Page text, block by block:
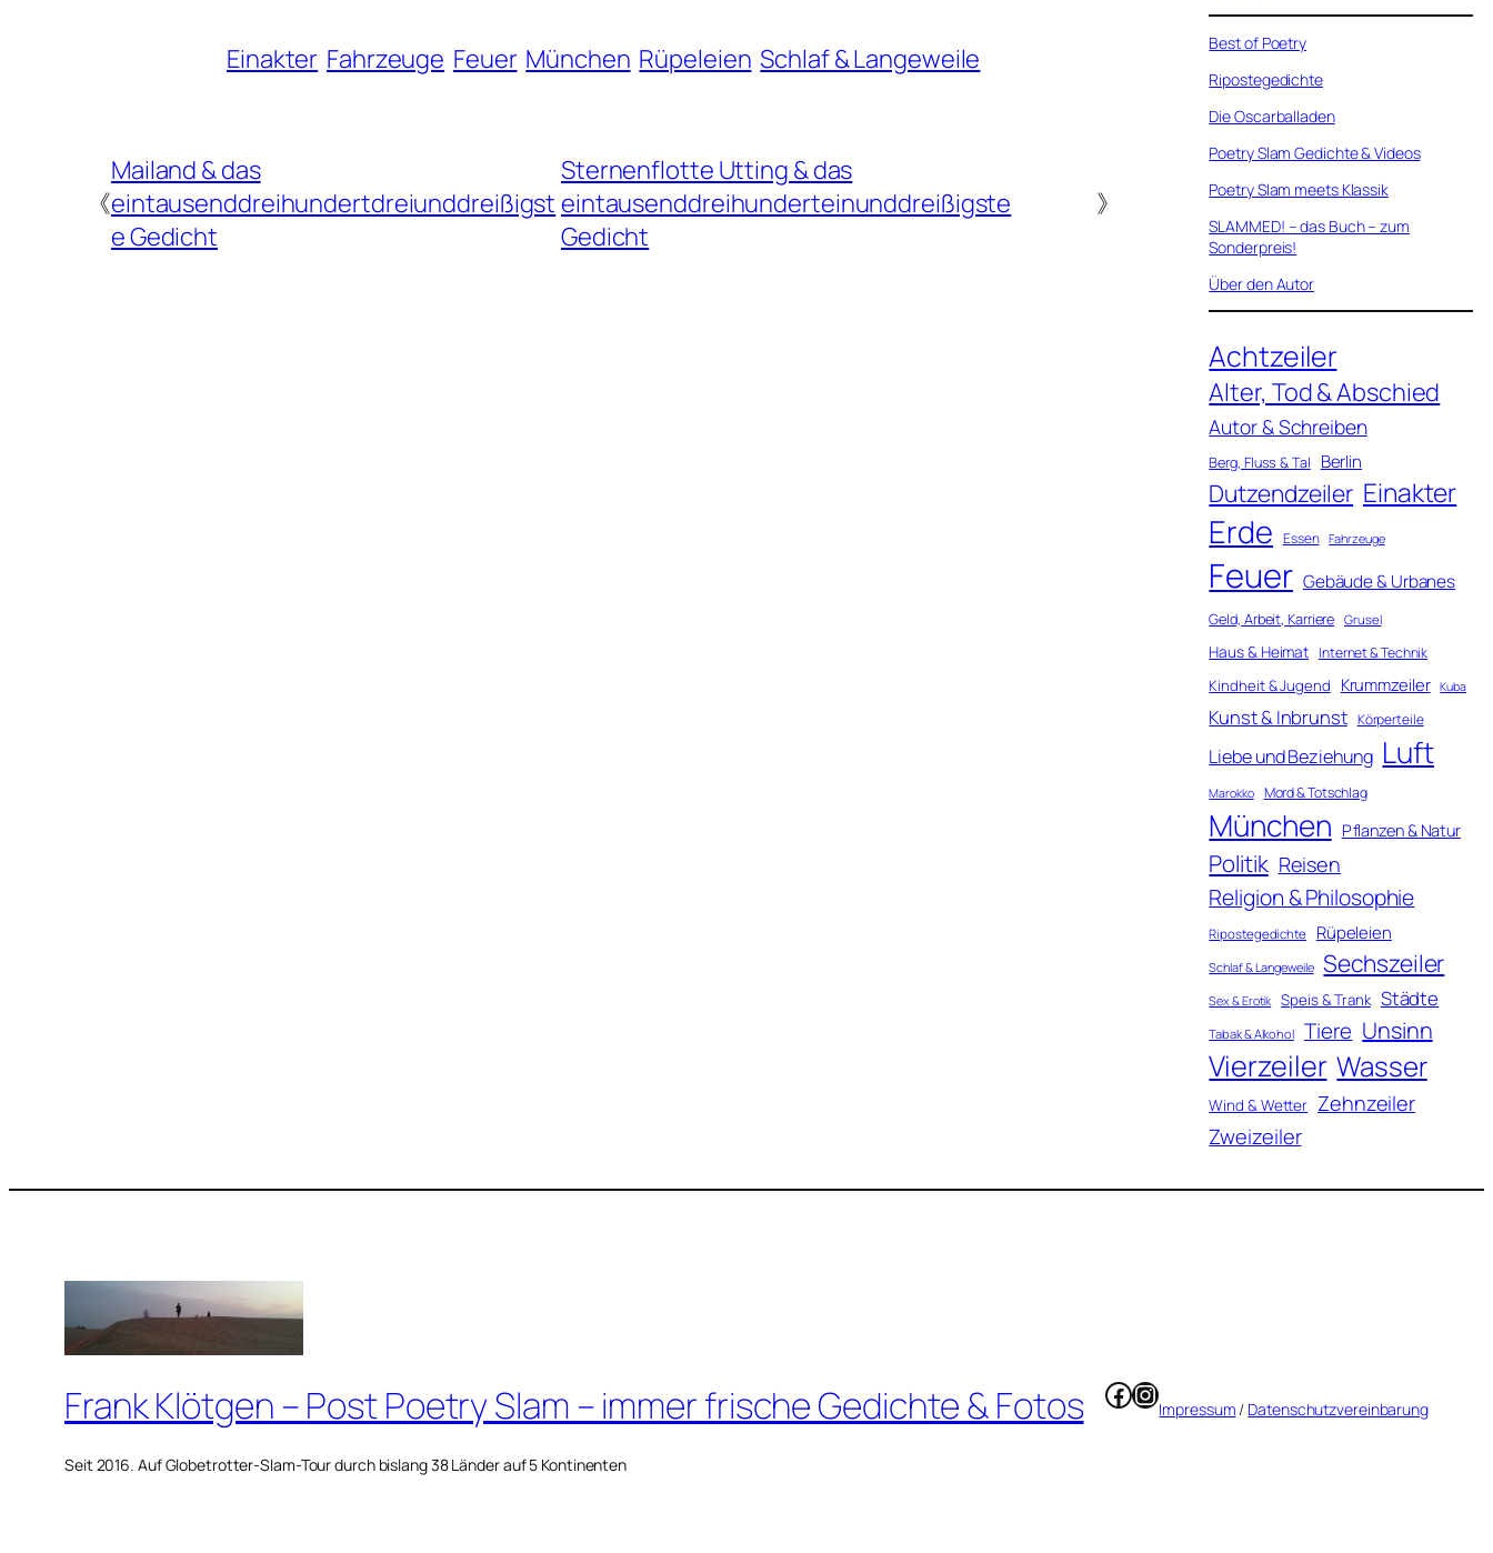
Einakter Fahrzeuge Feuer München Rüpeleien Schlaf & Langeweile
《
Mailand & das
eintausenddreihundertdreiunddreißigst
e Gedicht
Sternenflotte Utting & das
eintausenddreihunderteinunddreißigste
Gedicht
》
Best of Poetry
Ripostegedichte
Die Oscarballaden
Poetry Slam Gedichte & Videos
Poetry Slam meets Klassik
SLAMMED! – das Buch – zum
Sonderpreis!
Über den Autor
Achtzeiler
Alter, Tod & Abschied
Autor & Schreiben
Berg, Fluss & Tal Berlin
Dutzendzeiler Einakter
Erde Essen Fahrzeuge
Feuer Gebäude & Urbanes
Geld, Arbeit, Karriere Grusel
Haus & Heimat Internet & Technik
Kindheit & Jugend Krummzeiler Kuba
Kunst & Inbrunst Körperteile
Liebe und Beziehung Luft
Marokko Mord & Totschlag
München Pflanzen & Natur
Politik Reisen
Religion & Philosophie
Ripostegedichte Rüpeleien
Schlaf & Langeweile Sechszeiler
Sex & Erotik Speis & Trank Städte
Tabak & Alkohol Tiere Unsinn
Vierzeiler Wasser
Wind & Wetter Zehnzeiler
Zweizeiler
Frank Klötgen – Post Poetry Slam – immer frische Gedichte & Fotos
Seit 2016. Auf Globetrotter-Slam-Tour durch bislang 38 Länder auf 5 Kontinenten
Facebook
Instagram
Impressum / Datenschutzvereinbarung